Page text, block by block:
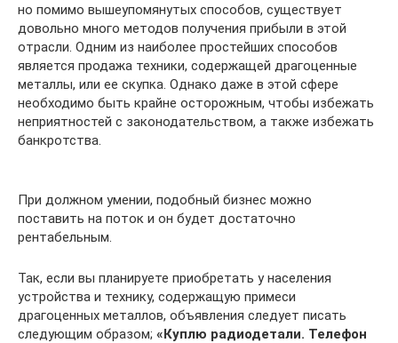
но помимо вышеупомянутых способов, существует
довольно много методов получения прибыли в этой
отрасли. Одним из наиболее простейших способов
является продажа техники, содержащей драгоценные
металлы, или ее скупка. Однако даже в этой сфере
необходимо быть крайне осторожным, чтобы избежать
неприятностей с законодательством, а также избежать
банкротства.
При должном умении, подобный бизнес можно
поставить на поток и он будет достаточно
рентабельным.
Так, если вы планируете приобретать у населения
устройства и технику, содержащую примеси
драгоценных металлов, объявления следует писать
следующим образом; «Куплю радиодетали. Телефон